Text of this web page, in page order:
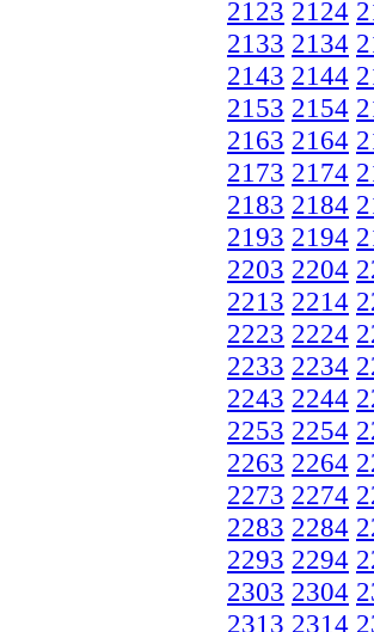
2123 2124
2133 2134
2143 2144
2153 2154
2163 2164
2173 2174
2183 2184
2193 2194
2203 2204
2213 2214
2223 2224
2233 2234
2243 2244
2253 2254
2263 2264
2273 2274
2283 2284
2293 2294
2303 2304
2313 2314